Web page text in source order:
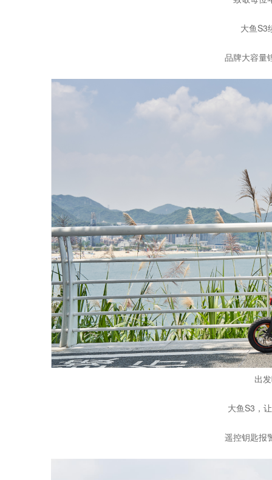
大鱼S3
品牌大容量
出
大鱼S3，
遥控钥匙报